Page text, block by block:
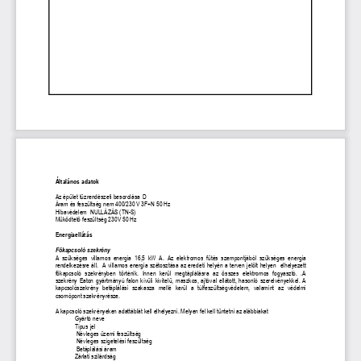
Általános adatok
Az épület tűzrendészeti besorolása  D
Áram és feszültség nem 400/230 V 3F+N 50 Hz
Hibavédelem  NULLÁZÁS (TN-S)
Működtető feszültség 230V 50 Hz
Energiaellátás
Főkapcsoló szekrény
A  szükséges  villamos  energia  16,5  kW  A.  Az  elektromos  fűtés  szempontjából  szükséges  energia
rendelkezésre áll.  A villamos energia szétosztása az eredeti helyén a terven jelölt helyen  elhelyezett
főkapcsoló  szekrényben
  történik.  I
nnen  kerül  megtáplálásra  az  összes  elektromos  fogyasztó.  .A
szekrény Eaton gyártmányú falon kívüli kivitelű, maszkos, ajtóval ellátott, hasonló szerelvényekkel. A
kapcsolószekrény  betáplálási  szakasza  mellé  kerül  a  túlfeszültségvédelem,  valamint  az  védelmi
csomópont szekrényrésze.
A kapcsoló szekrényeken adattáblát kell elhelyezni. Melyen fel kell tüntetni az alábbiakat
Gyártó neve
Típus jel
Névleges üzemi feszültség
Névleges szigetelési feszültség
Betáplálási áram
Zárlati szilárdság